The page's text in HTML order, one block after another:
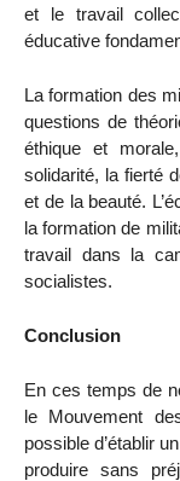
et le travail
éducative
La formation des
questions de
éthique et
solidarité, la fierté
et de la beauté.
la formation de
travail dans la
socialistes.
Conclusion
En ces temps de
le Mouvement
possible d’établir
produire sans